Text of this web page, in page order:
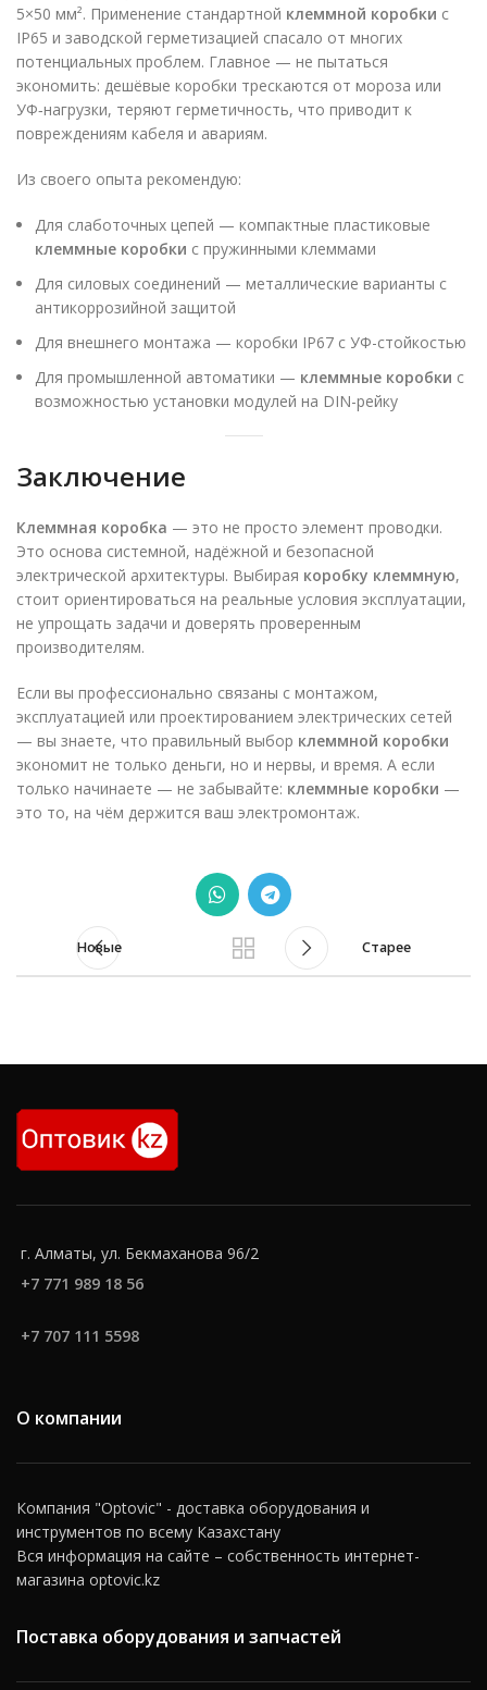
5×50 мм². Применение стандартной клеммной коробки с
IP65 и заводской герметизацией спасало от многих
потенциальных проблем. Главное — не пытаться
экономить: дешёвые коробки трескаются от мороза или
УФ‑нагрузки, теряют герметичность, что приводит к
повреждениям кабеля и авариям.
Из своего опыта рекомендую:
Для слаботочных цепей — компактные пластиковые
клеммные коробки с пружинными клеммами
Для силовых соединений — металлические варианты с
антикоррозийной защитой
Для внешнего монтажа — коробки IP67 с УФ-стойкостью
Для промышленной автоматики — клеммные коробки с
возможностью установки модулей на DIN-рейку
Заключение
Клеммная коробка — это не просто элемент проводки.
Это основа системной, надёжной и безопасной
электрической архитектуры. Выбирая коробку клеммную,
стоит ориентироваться на реальные условия эксплуатации,
не упрощать задачи и доверять проверенным
производителям.
Если вы профессионально связаны с монтажом,
эксплуатацией или проектированием электрических сетей
— вы знаете, что правильный выбор клеммной коробки
экономит не только деньги, но и нервы, и время. А если
только начинаете — не забывайте: клеммные коробки —
это то, на чём держится ваш электромонтаж.
Новые Старее
г. Алматы, ул. Бекмаханова 96/2
+7 771 989 18 56
+7 707 111 5598
О компании
Компания "Optovic" - доставка оборудования и
инструментов по всему Казахстану
Вся информация на сайте – собственность интернет-
магазина optovic.kz
Поставка оборудования и запчастей